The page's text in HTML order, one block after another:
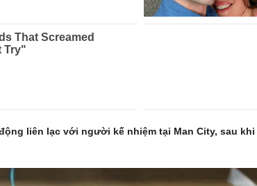
liên lạc với người kế nhiệm tại Man City, sau